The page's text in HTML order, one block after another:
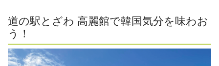
道の駅とざわ 高麗館で韓国気分を味わお
う！